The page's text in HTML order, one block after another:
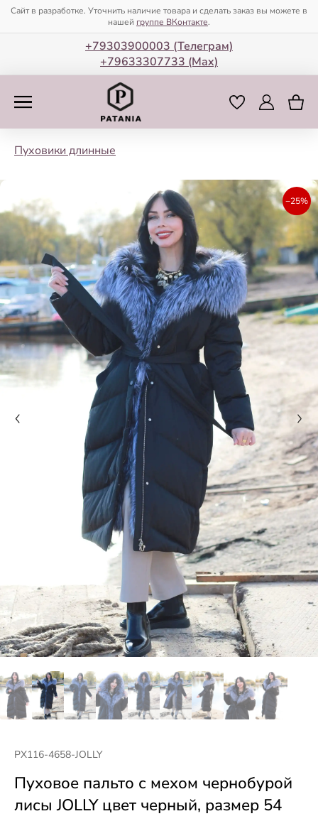
Сайт в разработке. Уточнить наличие товара и сделать заказ вы можете в
нашей группе ВКонтакте.
+79303900003 (Телеграм)
+79633307733 (Мax)
Пуховики длинные
−25%
PX116-4658-JOLLY
Пуховое пальто с мехом чернобурой
лисы JOLLY цвет черный, размер 54